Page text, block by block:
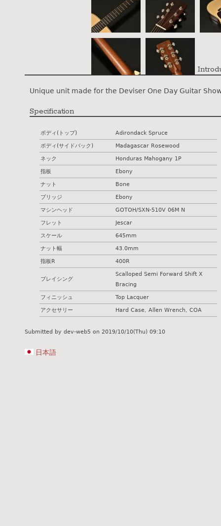
Unique unit made for the Deviser One Day Guitar
Specification
ボディ(トップ)
Adirondack Spruce
ボディ(サイドバック)
Madagascar Rosewood
ネック
Honduras Mahogany 1P
指板
Ebony
ナット
Bone
ブリッジ
Ebony
マシンヘッド
GOTOH/SXN-510V 06M N
フレット
Jescar
スケール
645mm
ナット幅
43.0mm
指板R
400R
ブレイシング
Scalloped Semi Forward Shift X
Bracing
フィニッシュ
Top Lacquer
アクセサリー
Hard Case, Allen Wrench, COA
Submitted by dev-web5 on 2019/10/10(Thu) 09:10
日本語